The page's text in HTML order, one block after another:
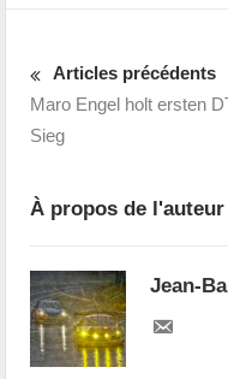
Articles précédents
Maro Engel holt ersten
Sieg
À propos de l'auteur
Jean-